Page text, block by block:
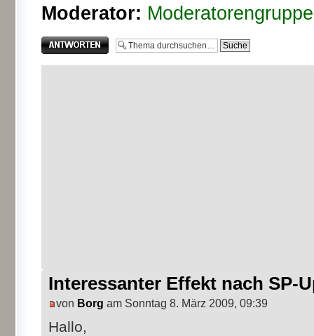
Moderator: Moderatorengruppe
Antwort erstellen
Interessanter Effekt nach SP-
von Borg am Sonntag 8. März 2009, 09:39
Hallo,